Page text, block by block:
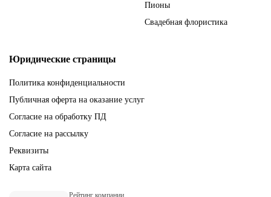
Пионы
Свадебная флористика
Юридические страницы
Политика конфиденциальности
Публичная оферта на оказание услуг
Согласие на обработку ПД
Согласие на рассылку
Реквизиты
Карта сайта
Рейтинг компании